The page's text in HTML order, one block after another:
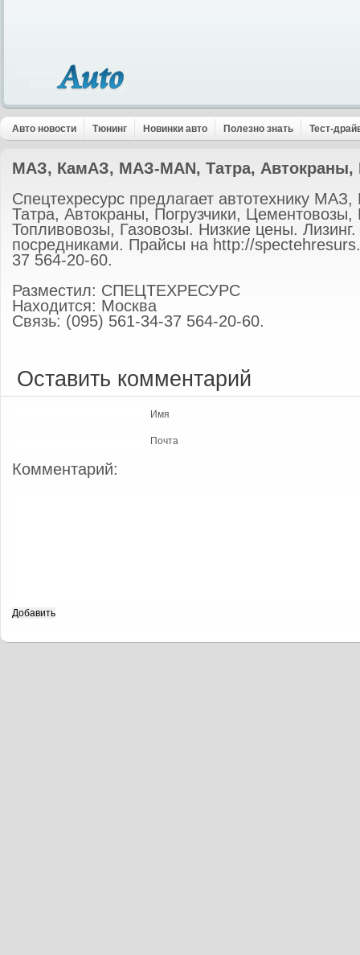
Авто новости Тюнинг Новинки авто Полезно знать Тест-
МАЗ, КамАЗ, МАЗ-МАN, Татра, Автокраны,
Спецтехресурс предлагает автотехнику
Татра, Автокраны, Погрузчики,
Топливовозы, Газовозы. Низкие цены.
посредниками. Прайсы на http://
37 564-20-60.
Разместил: СПЕЦТЕХРЕСУРС
Находится: Москва
Связь: (095) 561-34-37 564-20-60.
Оставить комментарий
Имя
Почта
Комментарий: